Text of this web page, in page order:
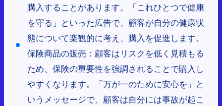
購入することがあります。「これひとつで健康
を守る」といった広告で、顧客が自分の健康状
態について楽観的に考え、購入を促進します。
保険商品の販売：顧客はリスクを低く見積もる
ため、保険の重要性を強調されることで購入し
やすくなります。「万が一のために安心を」と
いうメッセージで、顧客は自分には事故が起こ